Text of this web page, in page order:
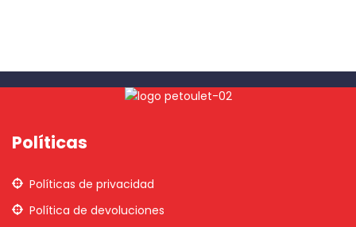
Políticas
Políticas de privacidad
Política de devoluciones